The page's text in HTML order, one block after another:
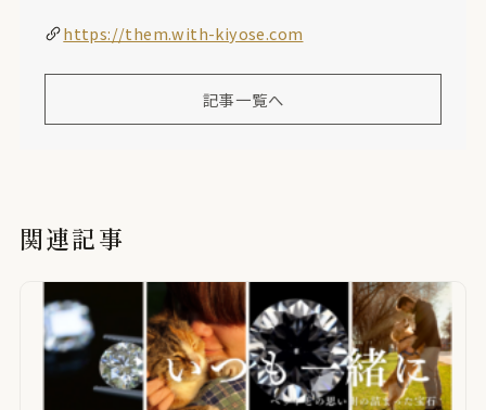
https://them.with-kiyose.com
記事一覧へ
関連記事